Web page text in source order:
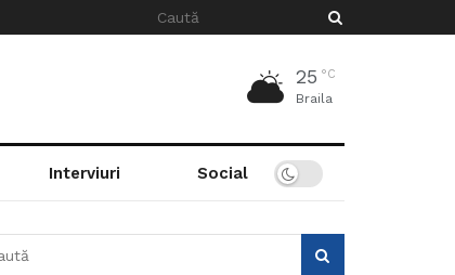
25 °C
Braila
Interviuri Social